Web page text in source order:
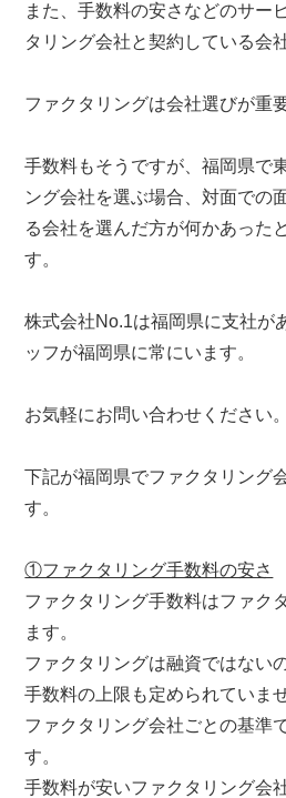
また、手数料の安さなどのサー
タリング会社と契約している会
ファクタリングは会社選びが重
手数料もそうですが、福岡県で
ング会社を選ぶ場合、対面での
る会社を選んだ方が何かあった
す。
株式会社No.1は福岡県に支社が
ッフが福岡県に常にいます。
お気軽にお問い合わせください。
下記が福岡県でファクタリング
す。
①ファクタリング手数料の安さ
ファクタリング手数料はファク
ます。
ファクタリングは融資ではない
手数料の上限も定められていま
ファクタリング会社ごとの基準
す。
手数料が安いファクタリング会